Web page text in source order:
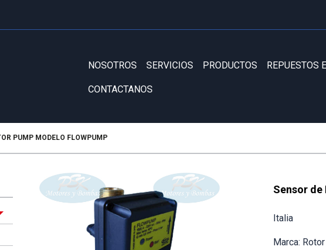
NOSOTROS SERVICIOS PRODUCTOS REPUESTOS
CONTACTANOS
PUMP MODELO FLOWPUMP
Sensor de
Italia
Marca: